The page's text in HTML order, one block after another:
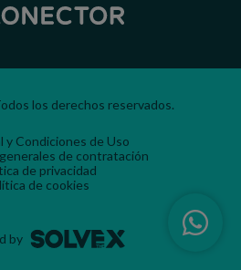
los derechos reservados.
y Condiciones de Uso
de contratación
de privacidad
de cookies
by